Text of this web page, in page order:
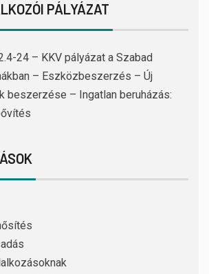
PÁLYÁZAT
24 – KKV pályázat a Szabad
– Eszközbeszerzés – Új
beszerzése – Ingatlan beruházás: